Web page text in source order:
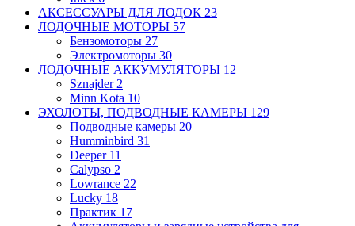
АКСЕССУАРЫ ДЛЯ ЛОДОК 23
ЛОДОЧНЫЕ МОТОРЫ 57
Бензомоторы 27
Электромоторы 30
ЛОДОЧНЫЕ АККУМУЛЯТОРЫ 12
Sznajder 2
Minn Kota 10
ЭХОЛОТЫ, ПОДВОДНЫЕ КАМЕРЫ 129
Подводные камеры 20
Humminbird 31
Deeper 11
Calypso 2
Lowrance 22
Lucky 18
Практик 17